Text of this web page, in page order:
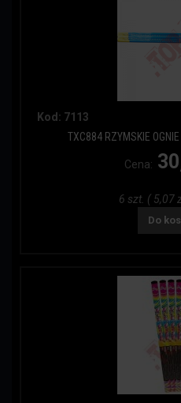
Kod: 7113
TXC884 RZYMSKIE
Cena:
6 szt. ( 5,07
Do